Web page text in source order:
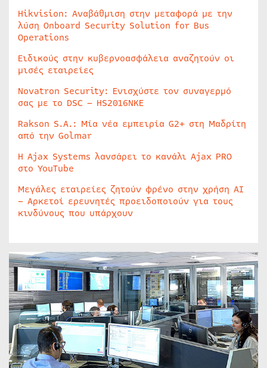
Hikvision: Αναβάθμιση στην μεταφορά με την
λύση Onboard Security Solution for Bus
Operations
Ειδικούς στην κυβερνοασφάλεια αναζητούν οι
μισές εταιρείες
Novatron Security: Ενισχύστε τον συναγερμό
σας με το DSC – HS2016NKE
Rakson S.A.: Μία νέα εμπειρία G2+ στη Μαδρίτη
από την Golmar
Η Ajax Systems λανσάρει το κανάλι Ajax PRO
στο YouTube
Μεγάλες εταιρείες ζητούν φρένο στην χρήση AI
– Αρκετοί ερευνητές προειδοποιούν για τους
κινδύνους που υπάρχουν